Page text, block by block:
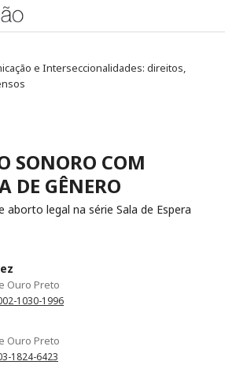
e Interseccionalidades: direitos,
SONORO COM
DE GÊNERO
legal na série Sala de Espera
Ouro Preto
1030-1996
Ouro Preto
1824-6423